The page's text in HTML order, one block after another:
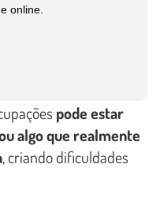
online.
pode estar
algo que realmente
, criando dificuldades